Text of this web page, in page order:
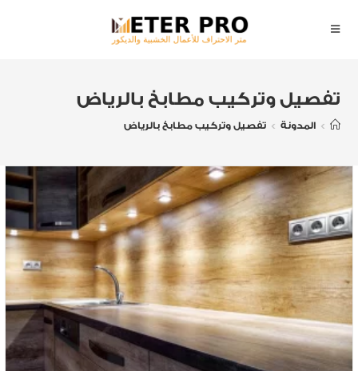
تفصيل وتركيب مطابخ بالرياض
> المدونة > تفصيل وتركيب مطابخ بالرياض